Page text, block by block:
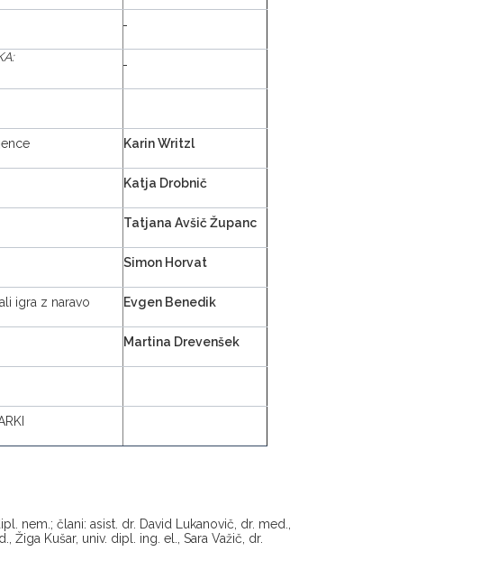
Karin Writzl
Katja Drobnič
Tatjana Avšič Županc
Simon Horvat
igra z naravo Evgen Benedik
Martina Drevenšek
nem.; člani: asist. dr. David Lukanovič, dr. med.,
Žiga Kušar, univ. dipl. ing. el., Sara Važič, dr.